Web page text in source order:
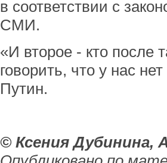
в соответствии с
СМИ.
«И второе - кто после
говорить, что у нас
Путин.
© Ксения Дубинина,